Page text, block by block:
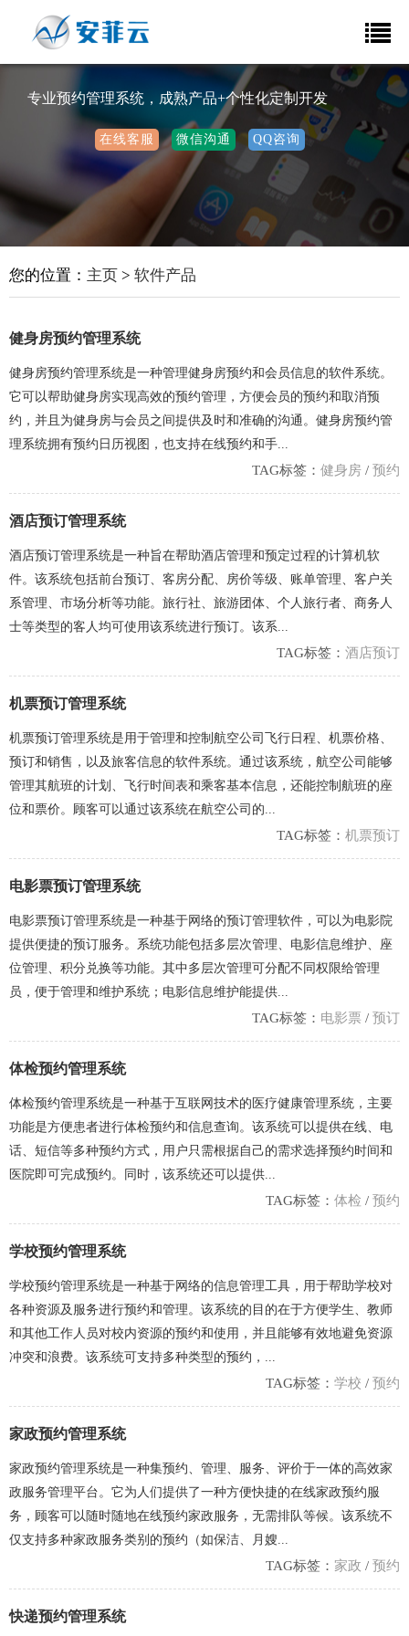
专业预约管理系统，成熟产品+个性化定制开发
在线客服 微信沟通 QQ咨询
您的位置： 主页 > 软件产品
健身房预约管理系统
健身房预约管理系统是一种管理健身房预约和会员信息的软件系统。
它可以帮助健身房实现高效的预约管理，方便会员的预约和取消预
约，并且为健身房与会员之间提供及时和准确的沟通。健身房预约管
理系统拥有预约日历视图，也支持在线预约和手...
TAG标签： 健身房 / 预约
酒店预订管理系统
酒店预订管理系统是一种旨在帮助酒店管理和预定过程的计算机软
件。该系统包括前台预订、客房分配、房价等级、账单管理、客户关
系管理、市场分析等功能。旅行社、旅游团体、个人旅行者、商务人
士等类型的客人均可使用该系统进行预订。该系...
TAG标签： 酒店预订
机票预订管理系统
机票预订管理系统是用于管理和控制航空公司飞行日程、机票价格、
预订和销售，以及旅客信息的软件系统。通过该系统，航空公司能够
管理其航班的计划、飞行时间表和乘客基本信息，还能控制航班的座
位和票价。顾客可以通过该系统在航空公司的...
TAG标签： 机票预订
电影票预订管理系统
电影票预订管理系统是一种基于网络的预订管理软件，可以为电影院
提供便捷的预订服务。系统功能包括多层次管理、电影信息维护、座
位管理、积分兑换等功能。其中多层次管理可分配不同权限给管理
员，便于管理和维护系统；电影信息维护能提供...
TAG标签： 电影票 / 预订
体检预约管理系统
体检预约管理系统是一种基于互联网技术的医疗健康管理系统，主要
功能是方便患者进行体检预约和信息查询。该系统可以提供在线、电
话、短信等多种预约方式，用户只需根据自己的需求选择预约时间和
医院即可完成预约。同时，该系统还可以提供...
TAG标签： 体检 / 预约
学校预约管理系统
学校预约管理系统是一种基于网络的信息管理工具，用于帮助学校对
各种资源及服务进行预约和管理。该系统的目的在于方便学生、教师
和其他工作人员对校内资源的预约和使用，并且能够有效地避免资源
冲突和浪费。该系统可支持多种类型的预约，...
TAG标签： 学校 / 预约
家政预约管理系统
家政预约管理系统是一种集预约、管理、服务、评价于一体的高效家
政服务管理平台。它为人们提供了一种方便快捷的在线家政预约服
务，顾客可以随时随地在线预约家政服务，无需排队等候。该系统不
仅支持多种家政服务类别的预约（如保洁、月嫂...
TAG标签： 家政 / 预约
快递预约管理系统